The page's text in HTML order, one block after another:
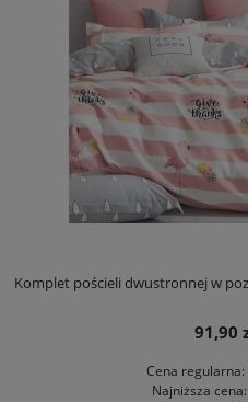
Komplet pościeli dwustronnej w
91,90
Cena regularna:
Najniższa cena: